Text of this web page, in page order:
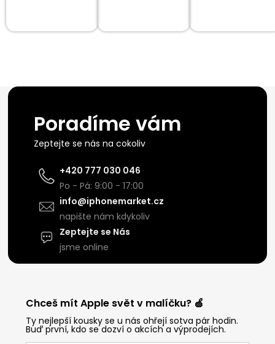
Poradíme vám
Zeptejte se nás na cokoliv
+420 777 030 046
Po - Pá: 9:00 - 17:00
info@iphonemarket.cz
napište nám kdykoliv
Zeptejte se Nás
jsme online
Chceš mít Apple svět v malíčku? 🍏
Ty nejlepší kousky se u nás ohřejí sotva pár hodin.
Buď první, kdo se dozví o akcích a výprodejích.